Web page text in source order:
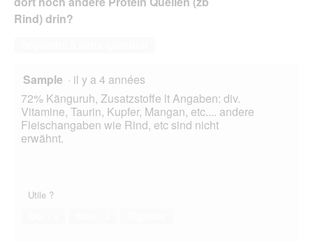
Rind) drin?
Sample · il y a 4 années
72% Känguruh, Zusatzstoffe lt Angaben: div.
Vitamine, Taurin, Kupfer, Mangan, etc.... andere
Fleischangaben wie Rind, etc sind nicht
erwähnt.
Utile ?